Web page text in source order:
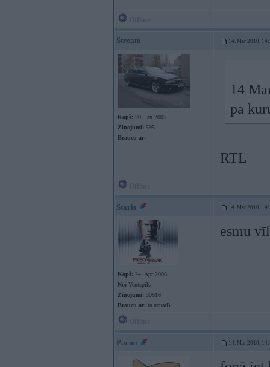
Stream 14. Mar 2010,
Kopš: 20. Jan 2005
Ziņojumi: 595
Braucu ar:
14
pa
RTL
Staris 14. Mar 2010,
Kopš: 24. Apr 2006
No: Ventspils
Ziņojumi: 30616
Braucu ar: ra ucuarB
esmu
Pacoo 14. Mar 2010,